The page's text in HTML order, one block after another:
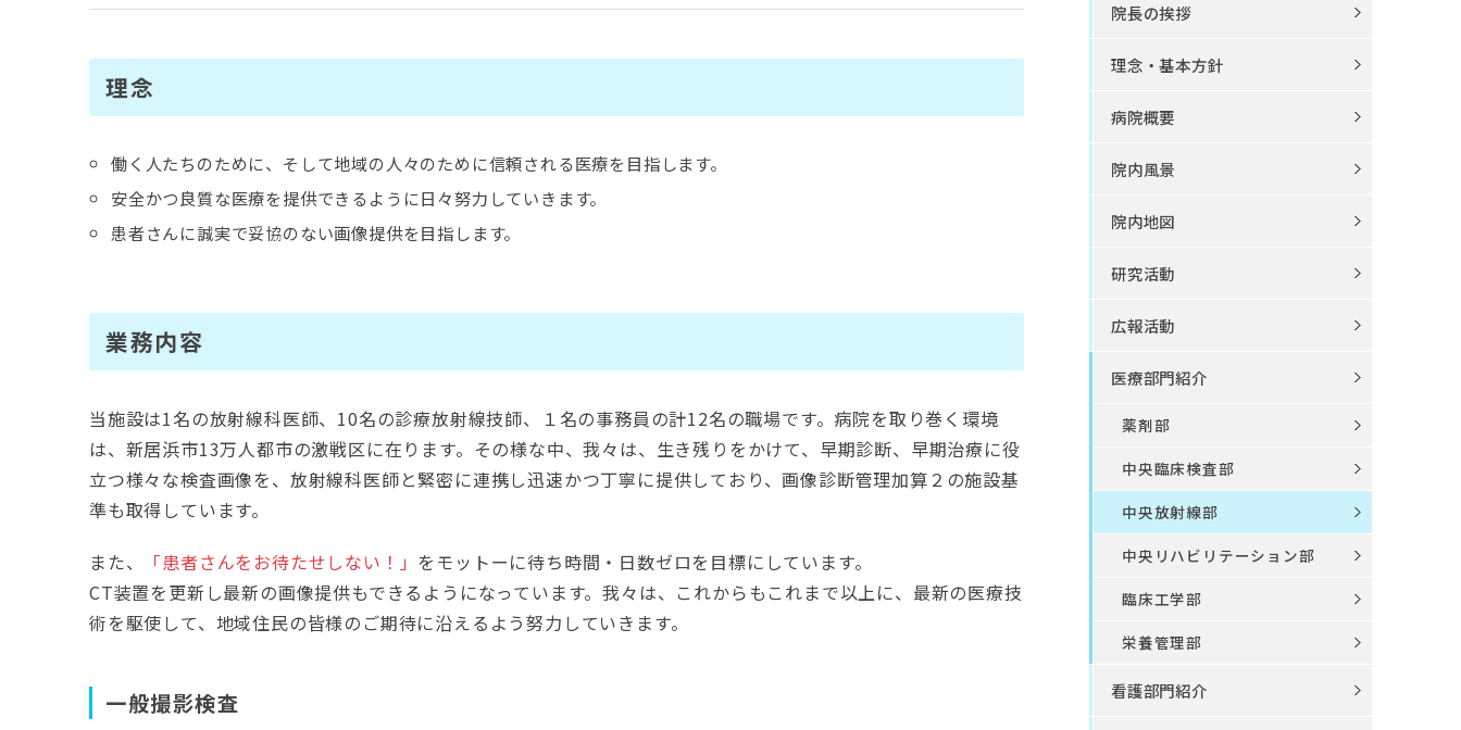
理念
働く人たちのために、そして地域の人々のために信頼される医療を目指します。
安全かつ良質な医療を提供できるように日々努力していきます。
患者さんに誠実で妥協のない画像提供を目指します。
業務内容
当施設は1名の放射線科医師、10名の診療放射線技師、１名の事務員の計12名の職場です。病院を取り巻く環境
は、新居浜市13万人都市の激戦区に在ります。その様な中、我々は、生き残りをかけて、早期診断、早期治療に役
立つ様々な検査画像を、放射線科医師と緊密に連携し迅速かつ丁寧に提供しており、画像診断管理加算２の施設基
準も取得しています。
また、
「患者さんをお待たせしない！」 をモットーに待ち時間・日数ゼロを目標にしています。
CT装置を更新し最新の画像提供もできるようになっています。我々は、これからもこれまで以上に、最新の医療技
術を駆使して、地域住民の皆様のご期待に沿えるよう努力していきます。
一般撮影検査
院長の挨拶
理念・基本方針
病院概要
院内風景
院内地図
研究活動
広報活動
医療部門紹介
薬剤部
中央臨床検査部
中央放射線部
中央リハビリテーション部
臨床工学部
栄養管理部
看護部門紹介